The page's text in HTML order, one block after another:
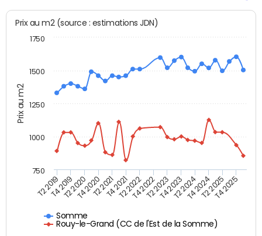
Prix au m2
Prix au m2 (source : estimations JDN)
Somme
Rouy-le-Grand (CC de l'Est de la Somme)
T2 2019T4 2019T2 2020T4 2020T2 2021T4 2021T2 2022T4 2022T2 2023T4 2023T2 2024T4 2024T2 2025T4 2025
750
1000
1250
1500
1750